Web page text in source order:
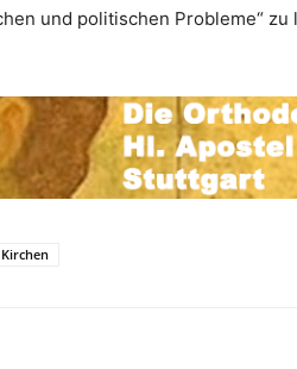
und politischen Probleme“ zu